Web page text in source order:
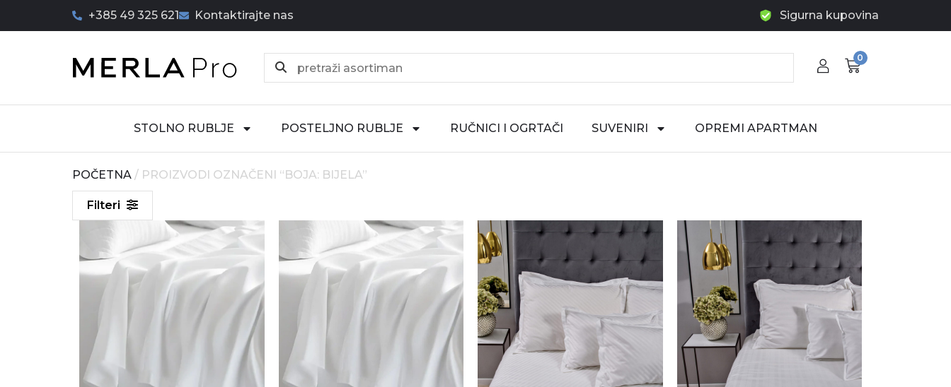
+385 49 325 621 Kontaktirajte nas Sigurna kupovina
0
STOLNO RUBLJE POSTELJNO RUBLJE RUČNICI I OGRTAČI SUVENIRI OPREMI APARTMAN
POČETNA / PROIZVODI OZNAČENI “BOJA: BIJELA”
Filteri